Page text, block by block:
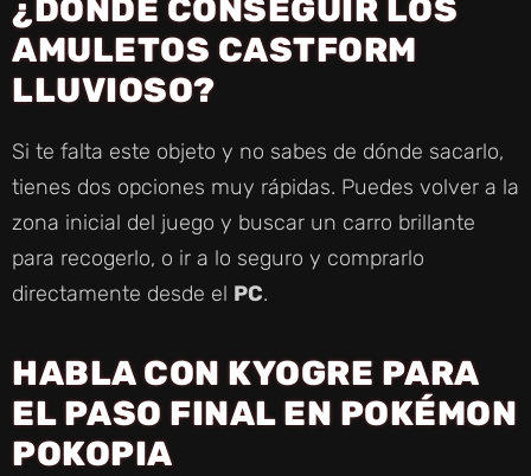
¿DÓNDE CONSEGUIR LOS
AMULETOS CASTFORM
LLUVIOSO?
Si te falta este objeto y no sabes de dónde sacarlo,
tienes dos opciones muy rápidas. Puedes volver a la
zona inicial del juego y buscar un carro brillante
para recogerlo, o ir a lo seguro y comprarlo
directamente desde el PC.
HABLA CON KYOGRE PARA
EL PASO FINAL EN POKÉMON
POKOPIA